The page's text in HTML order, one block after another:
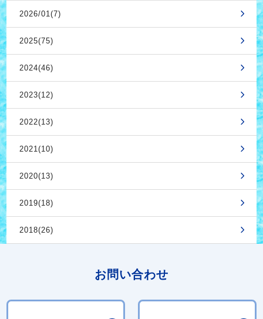
2026/01(7)
2025(75)
2024(46)
2023(12)
2022(13)
2021(10)
2020(13)
2019(18)
2018(26)
お問い合わせ